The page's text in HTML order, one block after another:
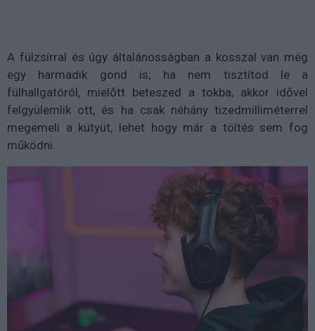
A fülzsírral és úgy általánosságban a kosszal van még
egy harmadik gond is; ha nem tisztítod le a
fülhallgatóról, mielőtt beteszed a tokba, akkor idővel
felgyülemlik ott, és ha csak néhány tizedmilliméterrel
megemeli a kütyüt, lehet hogy már a töltés sem fog
működni.